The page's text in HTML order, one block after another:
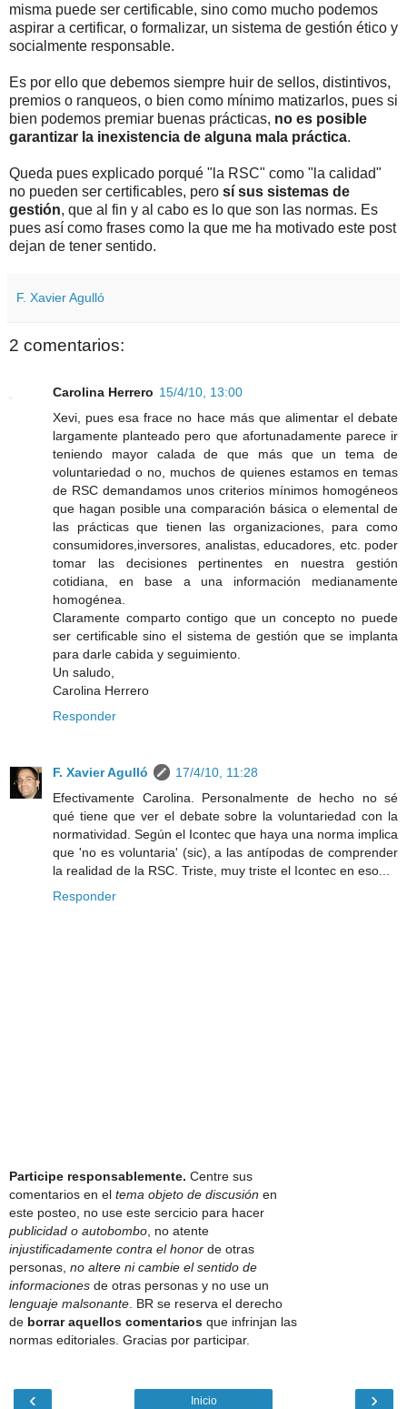
misma puede ser certificable, sino como mucho podemos
aspirar a certificar, o formalizar, un sistema de gestión ético y
socialmente responsable.
Es por ello que debemos siempre huir de sellos, distintivos,
premios o ranqueos, o bien como mínimo matizarlos, pues si
bien podemos premiar buenas prácticas, no es posible
garantizar la inexistencia de alguna mala práctica.
Queda pues explicado porqué "la RSC" como "la calidad"
no pueden ser certificables, pero sí sus sistemas de
gestión, que al fin y al cabo es lo que son las normas. Es
pues así como frases como la que me ha motivado este post
dejan de tener sentido.
F. Xavier Agulló
2 comentarios:
Carolina Herrero 15/4/10, 13:00
Xevi, pues esa frace no hace más que alimentar el debate
largamente planteado pero que afortunadamente parece ir
teniendo mayor calada de que más que un tema de
voluntariedad o no, muchos de quienes estamos en temas
de RSC demandamos unos criterios mínimos homogéneos
que hagan posible una comparación básica o elemental de
las prácticas que tienen las organizaciones, para como
consumidores,inversores, analistas, educadores, etc. poder
tomar las decisiones pertinentes en nuestra gestión
cotidiana, en base a una información medianamente
homogénea.
Claramente comparto contigo que un concepto no puede
ser certificable sino el sistema de gestión que se implanta
para darle cabida y seguimiento.
Un saludo,
Carolina Herrero
Responder
F. Xavier Agulló
17/4/10, 11:28
Efectivamente Carolina. Personalmente de hecho no sé
qué tiene que ver el debate sobre la voluntariedad con la
normatividad. Según el Icontec que haya una norma implica
que 'no es voluntaria' (sic), a las antípodas de comprender
la realidad de la RSC. Triste, muy triste el Icontec en eso...
Responder
Participe responsablemente. Centre sus
comentarios en el tema objeto de discusión en
este posteo, no use este sercicio para hacer
publicidad o autobombo , no atente
injustificadamente contra el honor de otras
personas, no altere ni cambie el sentido de
informaciones de otras personas y no use un
lenguaje malsonante . BR se reserva el derecho
de borrar aquellos comentarios que infrinjan las
normas editoriales. Gracias por participar.
‹ ›
Inicio